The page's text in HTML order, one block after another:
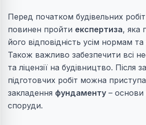
Перед початком будівельних
повинен пройти експертиза, яка
його відповідність усім нормам
Також важливо забезпечити всі
та ліцензії на будівництво. Після
підготовчих робіт можна
закладення фундаменту – основи
споруди.